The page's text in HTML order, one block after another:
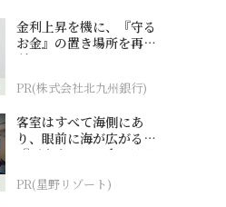
金利上昇を機に、『守る
お金』の置き場所を再検
討
PR(株式会社北九州銀行)
客室はすべて海側にあ
り、眼前に海が広がる
『西表島ホテル by 星野
PR(星野リゾート)